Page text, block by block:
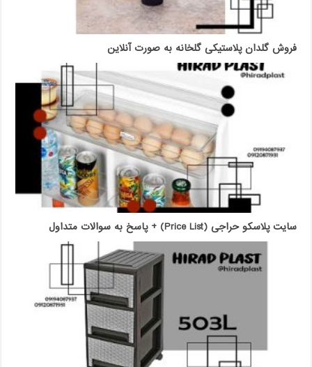
فروش گلدان پلاستیکی گلخانه به صورت آنلاین
سایت پلاسکو حراجی (Price List) + پاسخ به سوالات متداول